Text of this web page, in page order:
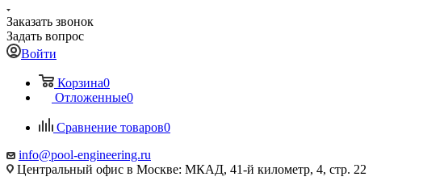
Заказать звонок
Задать вопрос
Войти
Корзина0
Отложенные0
Сравнение товаров0
info@pool-engineering.ru
Центральный офис в Москве: МКАД, 41-й километр, 4, стр. 22